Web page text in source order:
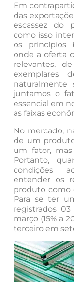
Em
das
escassez do
como isso
os princípios
onde a oferta
relevantes,
exemplares
naturalmente
juntamos o
essencial em
as faixas
No mercado,
de um
um fator,
Portanto,
condições
entender os
produto como
Para se ter
registrados
março (15% a
terceiro em